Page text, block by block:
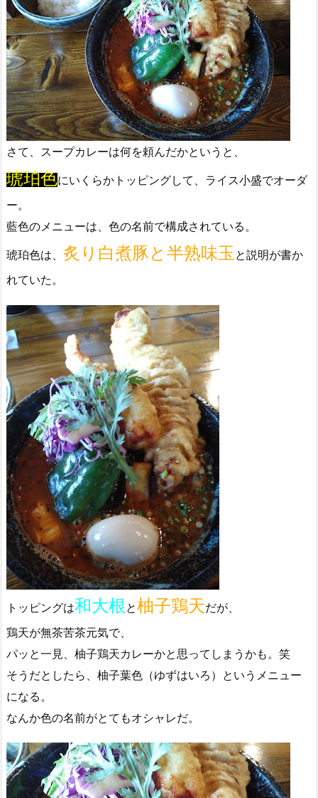
さて、スープカレーは何を頼んだかというと、
琥珀色にいくらかトッピングして、ライス小盛でオーダ
ー。
藍色のメニューは、色の名前で構成されている。
琥珀色は、 炙り白煮豚と半熟味玉 と説明が書か
れていた。
トッピングは和大根 と柚子鶏天だが、
鶏天が無茶苦茶元気で、
パッと一見、柚子鶏天カレーかと思ってしまうかも。笑
そうだとしたら、柚子葉色（ゆずはいろ）というメニュー
になる。
なんか色の名前がとてもオシャレだ。